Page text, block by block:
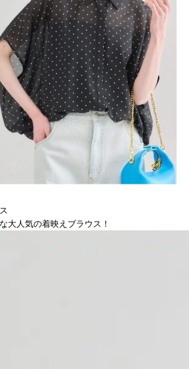
大人気の着映えブラウス！